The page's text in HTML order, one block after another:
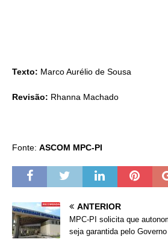
Texto: Marco Aurélio de Sousa
Revisão: Rhanna Machado
Fonte: ASCOM MPC-PI
ANTERIOR
MPC-PI solicita que
seja garantida pelo